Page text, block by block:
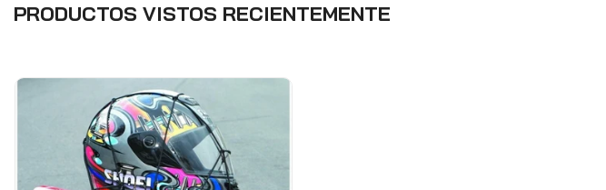
PRODUCTOS VISTOS RECIENTEMENTE